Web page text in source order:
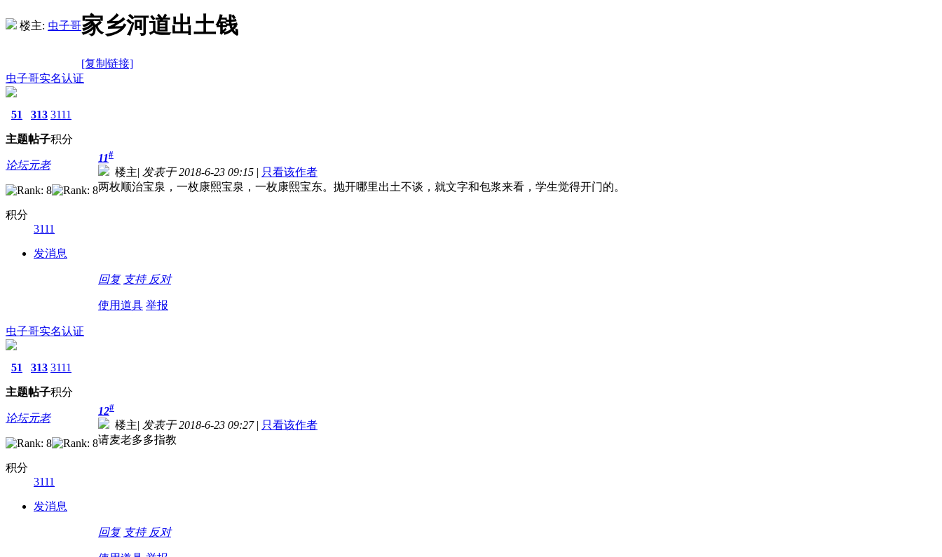
楼主: 虫子哥家乡河道出土钱
[复制链接]
虫子哥实名认证
51
主题
313
帖子
3111
积分
论坛元老
积分
3111
发消息
11#
楼主| 发表于 2018-6-23 09:15 | 只看该作者
两枚顺治宝泉，一枚康熙宝泉，一枚康熙宝东。抛开哪里出土不谈，就文字和包浆来看，学生觉得开门的。
回复 支持 反对
使用道具 举报
虫子哥实名认证
51
主题
313
帖子
3111
积分
论坛元老
积分
3111
发消息
12#
楼主| 发表于 2018-6-23 09:27 | 只看该作者
请麦老多多指教
回复 支持 反对